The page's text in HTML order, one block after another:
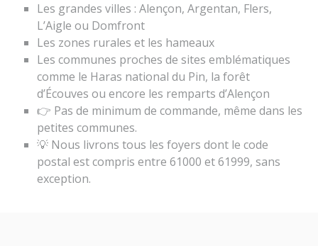
Les grandes villes : Alençon, Argentan, Flers,
L’Aigle ou Domfront
Les zones rurales et les hameaux
Les communes proches de sites emblématiques
comme le Haras national du Pin, la forêt
d’Écouves ou encore les remparts d’Alençon
👉 Pas de minimum de commande, même dans les
petites communes.
💡 Nous livrons tous les foyers dont le code
postal est compris entre 61000 et 61999, sans
exception.